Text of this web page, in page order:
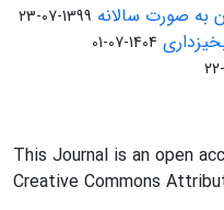
به صورت سالانه 1399-07-23
1404-07-01
This Journal is an open
Creative Commons